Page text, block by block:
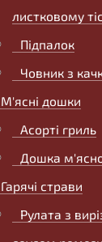
листковому
Підпалок
Човник з
М'ясні дошки
Асорті гриль
Дошка
Гарячі страви
Рулата з